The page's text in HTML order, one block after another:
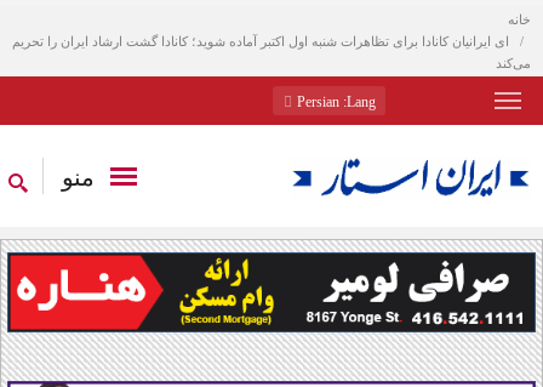
خانه
ای ایرانیان کانادا برای تظاهرات شنبه اول اکتبر آماده شوید؛ کانادا گشت ارشاد ایران را تحریم
می‌کند
Lang
: Persian
منو